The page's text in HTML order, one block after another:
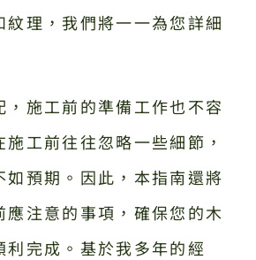
紋理，我們將一一為您詳細
，施工前的準備工作也不容
工前往往忽略一些細節，
如預期。因此，本指南還將
應注意的事項，確保您的木
利完成。基於我多年的經